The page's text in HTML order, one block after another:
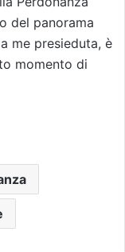
del panorama
me presieduta, è
momento di